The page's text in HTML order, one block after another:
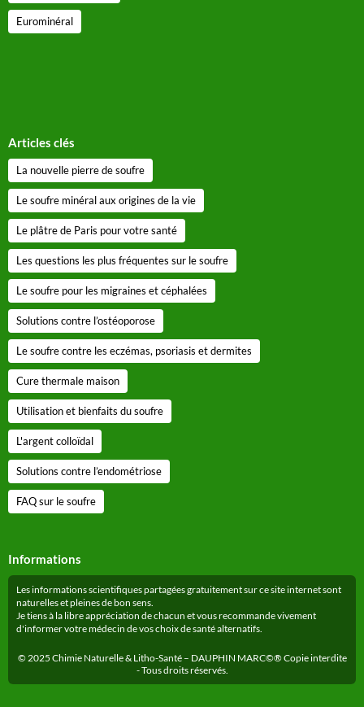
Eurominéral
Articles clés
La nouvelle pierre de soufre
Le soufre minéral aux origines de la vie
Le plâtre de Paris pour votre santé
Les questions les plus fréquentes sur le soufre
Le soufre pour les migraines et céphalées
Solutions contre l’ostéoporose
Le soufre contre les eczémas, psoriasis et dermites
Cure thermale maison
Utilisation et bienfaits du soufre
L'argent colloïdal
Solutions contre l’endométriose
FAQ sur le soufre
Informations
Les informations scientifiques partagées gratuitement sur ce site internet sont
naturelles et pleines de bon sens.
Je tiens à la libre appréciation de chacun et vous recommande vivement
d'informer votre médecin de vos choix de santé alternatifs.
© 2025 Chimie Naturelle & Litho-Santé – DAUPHIN MARC©® Copie interdite
- Tous droits réservés.